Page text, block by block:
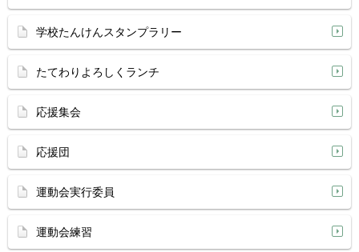
学校たんけんスタンプラリー
たてわりよろしくランチ
応援集会
応援団
運動会実行委員
運動会練習